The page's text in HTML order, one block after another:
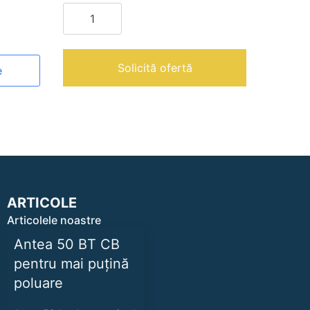
Cantitate
MKF-
|
combi
Solicită ofertă
ARTICOLE
Articolele noastre
Antea 50 BT CB
pentru mai puțină
poluare